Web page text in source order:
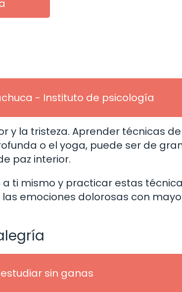
- Instituto de psicología
y la tristeza. Aprender técnicas de
o el yoga, puede ser de
paz interior.
ti mismo y practicar estas
emociones dolorosas con
sin ganas